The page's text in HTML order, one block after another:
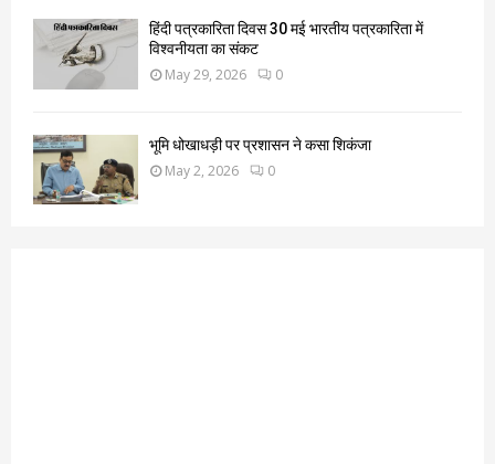
हिंदी पत्रकारिता दिवस 30 मई भारतीय पत्रकारिता में
विश्वनीयता का संकट
May 29, 2026 0
भूमि धोखाधड़ी पर प्रशासन ने कसा शिकंजा
May 2, 2026 0